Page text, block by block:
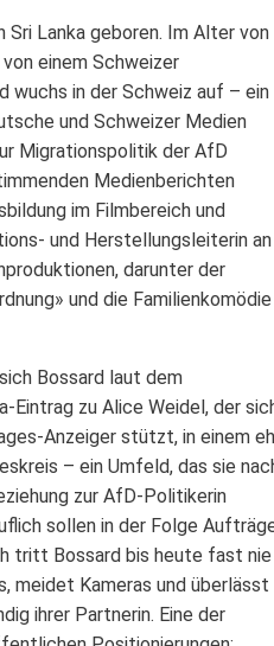
Sri Lanka geboren. Im Alter von
einem Schweizer
wuchs in der Schweiz auf – ein
und Schweizer Medien
Migrationspolitik der AfD
Medienberichten
im Filmbereich und
und Herstellungsleiterin an
darunter der
und die Familienkomödie
Bossard laut dem
Eintrag zu Alice Weidel, der
Anzeiger stützt, in einem
– ein Umfeld, das sie
zur AfD-Politikerin
sollen in der Folge
tritt Bossard bis heute fast nie
meidet Kameras und überlässt
ihrer Partnerin. Eine der